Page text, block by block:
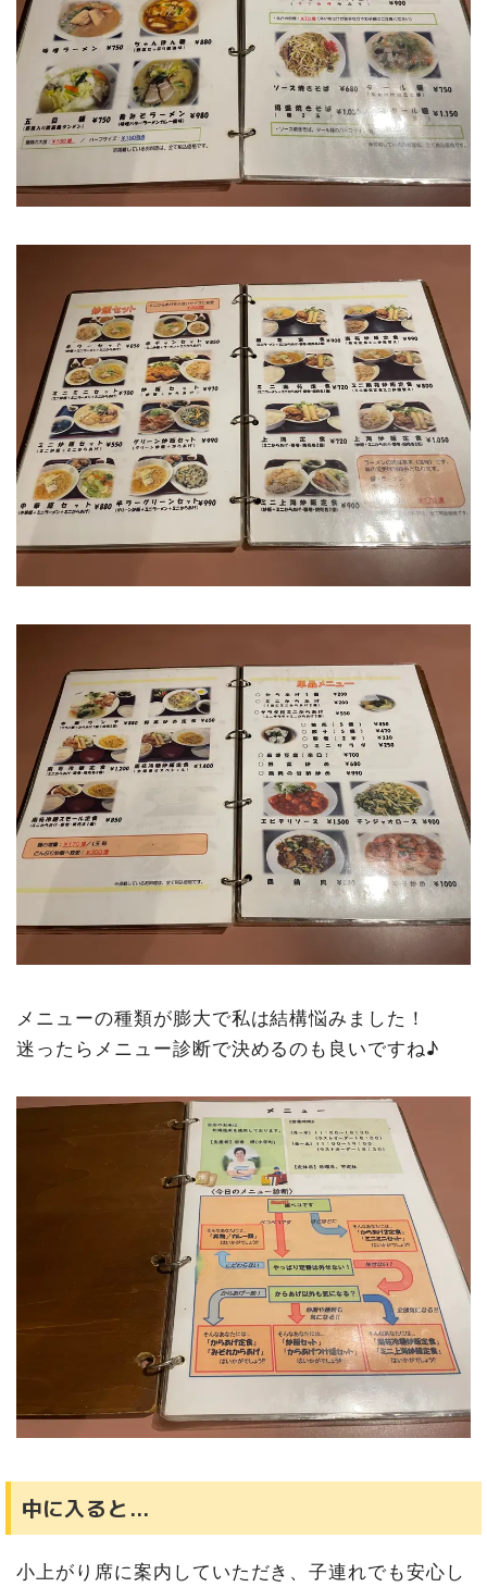
メニューの種類が膨大で私は結構悩みました！
迷ったらメニュー診断で決めるのも良いですね♪
中に入ると…
小上がり席に案内していただき、子連れでも安心し